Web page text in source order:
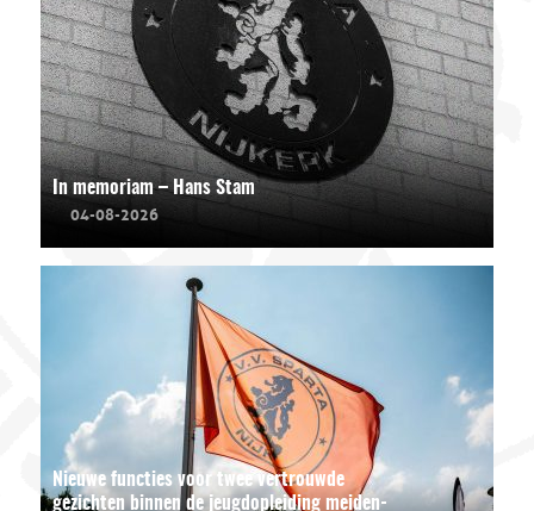
In memoriam – Hans Stam
04-08-2026
Nieuwe functies voor twee vertrouwde
gezichten binnen de jeugdopleiding meiden-